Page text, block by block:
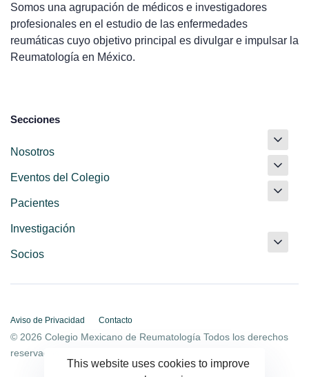
Somos una agrupación de médicos e investigadores
profesionales en el estudio de las enfermedades
reumáticas cuyo objetivo principal es divulgar e impulsar la
Reumatología en México.
Secciones
Nosotros
Eventos del Colegio
Pacientes
Investigación
Socios
Aviso de Privacidad Contacto
© 2026 Colegio Mexicano de Reumatología Todos los derechos
reservados.
This website uses cookies to improve